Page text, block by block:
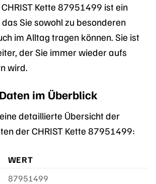
CHRIST Kette 87951499 ist ein
Sie sowohl zu besonderen
im Alltag tragen können. Sie ist
der Sie immer wieder aufs
wird.
im Überblick
detaillierte Übersicht der
der CHRIST Kette 87951499:
WERT
87951499